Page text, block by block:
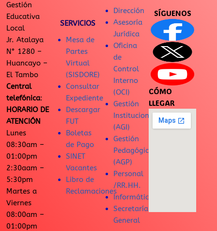
Gestión
Educativa
Local
Jr. Atalaya
N° 1280 –
Huancayo –
El Tambo
Central
telefónica:
HORARIO DE
ATENCIÓN
Lunes
08:30am –
01:00pm
2:30aam –
5:30pm
Martes a
Viernes
08:00am –
01:00pm
SERVICIOS
Mesa de
Partes
Virtual
(SISDORE)
Consultar
Expediente
Descargar
FUT
Boletas
de Pago
SINET
Vacantes
Libro de
Reclamaciones
Dirección
Asesoría
Jurídica
Oficina
de
Control
Interno
(OCI)
Gestión
Institucional
(AGI)
Gestión
Pedagógica
(AGP)
Personal
/RR.HH.
Informática
Secretaría
General
SÍGUENOS
CÓMO
LLEGAR